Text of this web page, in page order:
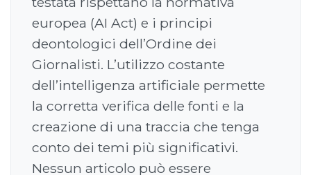
europea (AI Act) e i principi
deontologici dell’Ordine dei
Giornalisti. L’utilizzo costante
dell’intelligenza artificiale permette
la corretta verifica delle fonti e la
creazione di una traccia che tenga
conto dei temi più significativi.
Nessun articolo può essere